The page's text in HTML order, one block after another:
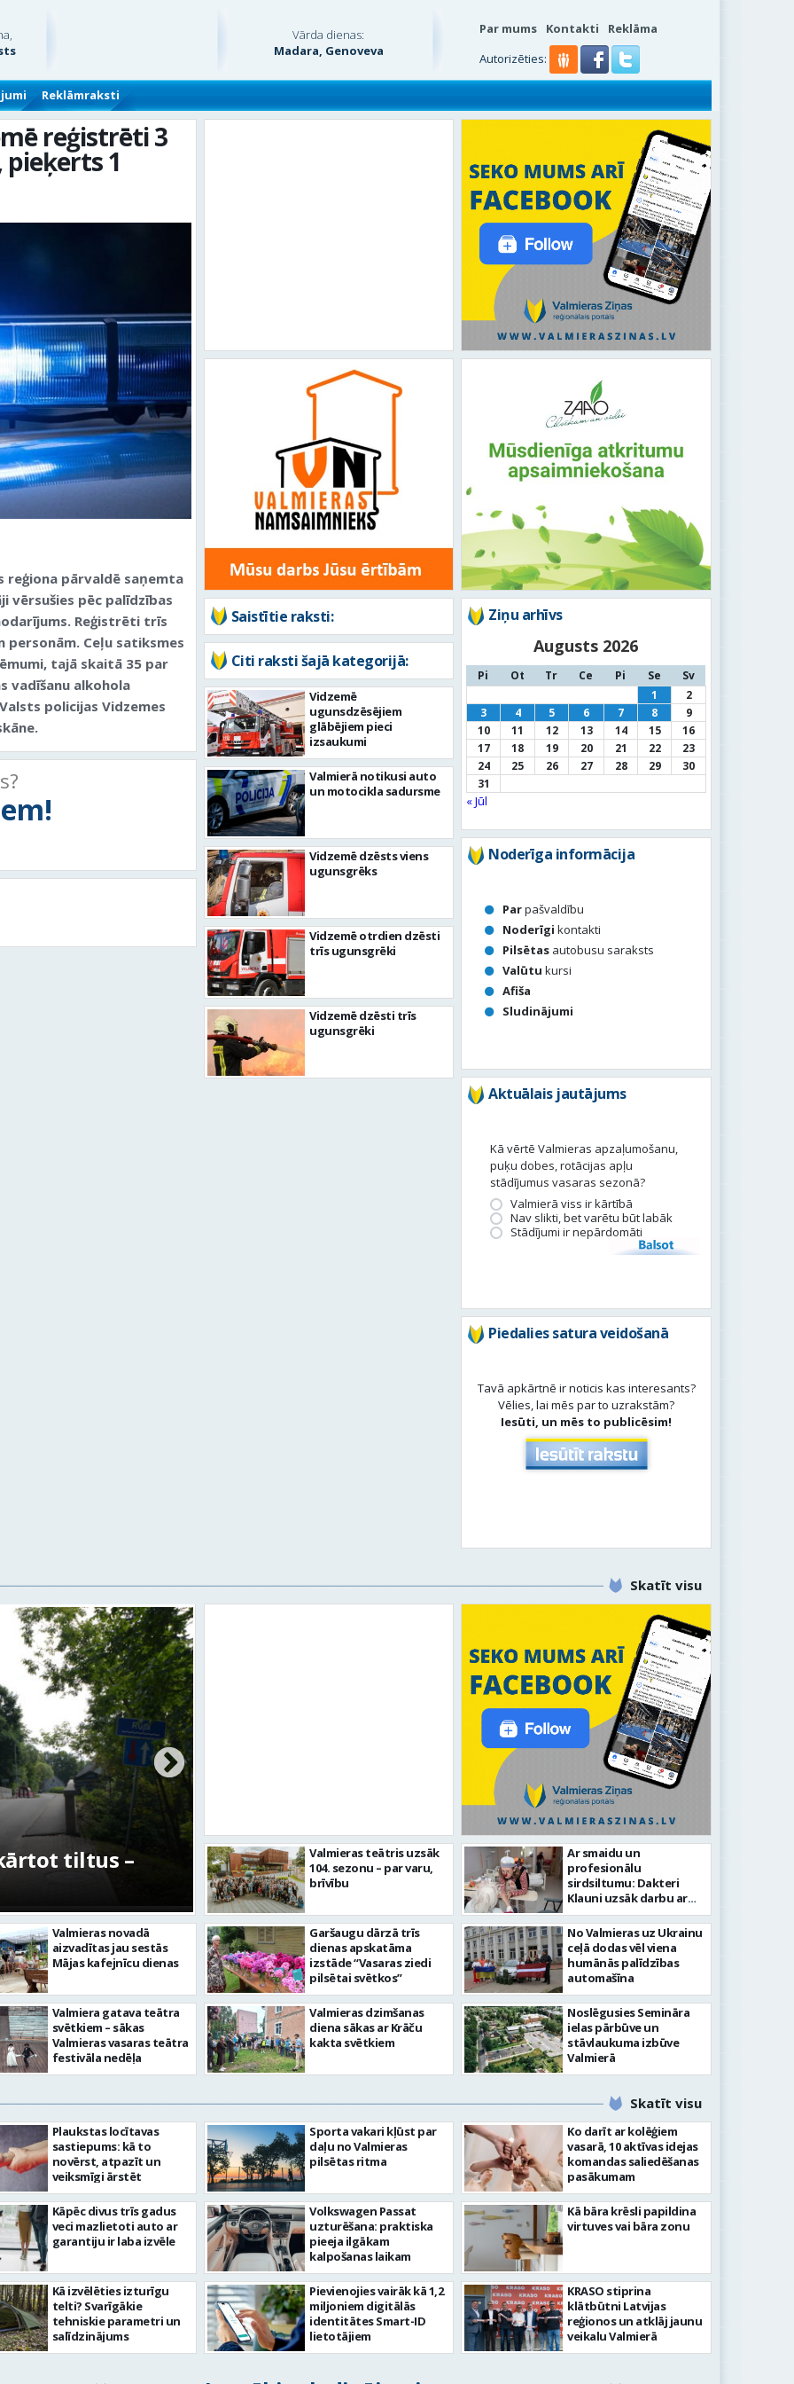
Vārda dienas:
Madara, Genoveva
Par mums Kontakti
Reklāma
Autorizēties:
Reklāmraksti
reģistrēti 3
1
reģiona pārvaldē saņemta
vērsušies pēc palīdzības
Reģistrēti trīs
personām. Ceļu satiksmes
tajā skaitā 35 par
vadīšanu alkohola
policijas Vidzemes
Saistītie raksti:
Citi raksti šajā kategorijā:
Vidzemē
ugunsdzēsējiem
glābējiem pieci
izsaukumi
Valmierā notikusi auto
un motocikla sadursme
Vidzemē dzēsts viens
ugunsgrēks
Vidzemē otrdien dzēsti
trīs ugunsgrēki
Vidzemē dzēsti trīs
ugunsgrēki
Ziņu arhīvs
Augusts 2026
Pi Ot Tr Ce Pi Se
Sv
1
2
3
4 5 6 7 8
9
10
11 12 13 14 15
16
17
18 19 20 21 22
23
24
25 26 27 28 29
30
31
« Jūl
Noderīga informācija
Parpašvaldību
Noderīgi kontakti
Pilsētas autobusu saraksts
Valūtu kursi
Afiša
Sludinājumi
Aktuālais jautājums
Kā vērtē Valmieras apzaļumošanu,
puķu dobes, rotācijas apļu
stādījumus vasaras sezonā?
Valmierā viss ir kārtībā
Nav slikti, bet varētu būt labāk
Stādījumi ir nepārdomāti
Balsot
Piedalies satura veidošanā
Tavā apkārtnē ir noticis kas interesants?
Vēlies, lai mēs par to uzrakstām?
Iesūti, un mēs to publicēsim!
Skatīt visu
tiltus –
No pagaidu teātra līdz laikmetīgās kultūras
centram – kā attīstīsies “Kurtuve”
Valmieras novadā
aizvadītas jau sestās
Mājas kafejnīcu dienas
Valmiera gatava teātra
svētkiem – sākas
Valmieras vasaras teātra
festivāla nedēļa
Valmieras teātris uzsāk
104. sezonu – par varu,
brīvību
Garšaugu dārzā trīs
dienas apskatāma
izstāde “Vasaras ziedi
pilsētai svētkos”
Valmieras dzimšanas
diena sākas ar Krāču
kakta svētkiem
Ar smaidu un
profesionālu
sirdsiltumu: Dakteri
Klauni uzsāk darbu ar
senioriem Vidzemes
slimnīcā
No Valmieras uz Ukrainu
ceļā dodas vēl viena
humānās palīdzības
automašīna
Noslēgusies Semināra
ielas pārbūve un
stāvlaukuma izbūve
Valmierā
Skatīt visu
Plaukstas locītavas
sastiepums: kā to
novērst, atpazīt un
veiksmīgi ārstēt
Kāpēc divus trīs gadus
veci mazlietoti auto ar
garantiju ir laba izvēle
Kā izvēlēties izturīgu
telti? Svarīgākie
tehniskie parametri un
salīdzinājums
Sporta vakari kļūst par
daļu no Valmieras
pilsētas ritma
Volkswagen Passat
uzturēšana: praktiska
pieeja ilgākam
kalpošanas laikam
Pievienojies vairāk kā 1,2
miljoniem digitālās
identitātes Smart-ID
lietotājiem
Ko darīt ar kolēģiem
vasarā, 10 aktīvas idejas
komandas saliedēšanas
pasākumam
Kā bāra krēsli papildina
virtuves vai bāra zonu
KRASO stiprina
klātbūtni Latvijas
reģionos un atklāj jaunu
veikalu Valmierā